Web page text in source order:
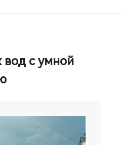
вод с умной